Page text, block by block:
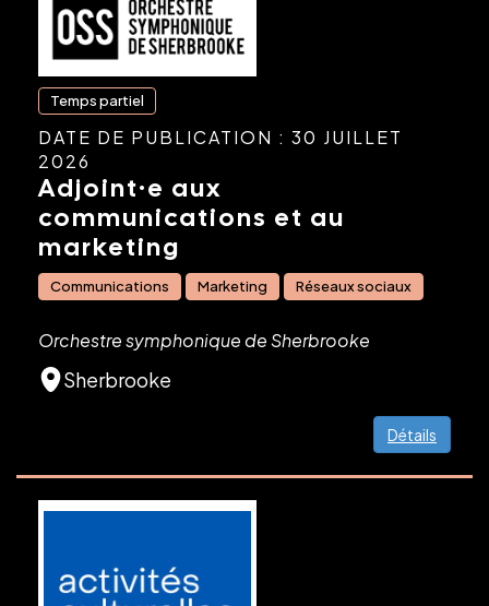
Temps partiel
DATE DE PUBLICATION : 30 JUILLET
2026
Adjoint·e aux
communications et au
marketing
Communications Marketing Réseaux sociaux
Orchestre symphonique de Sherbrooke
Sherbrooke
Détails